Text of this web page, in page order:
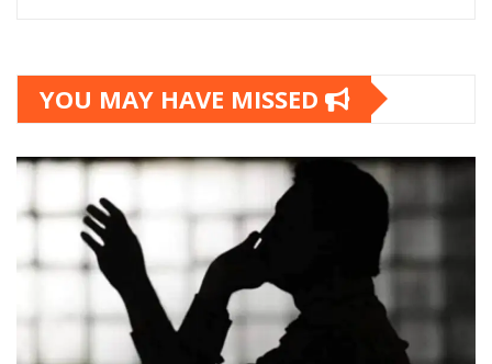
YOU MAY HAVE MISSED